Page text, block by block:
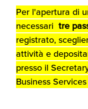
licenza
gli ITIN
FDA
Per l'apertura di
necessari tre
registrato,
attività e
presso il
Business